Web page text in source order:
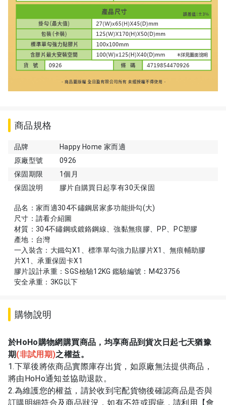
商品規格
品牌
Happy Home 家而適
原廠型號
0926
保固期限
1個月
保固說明
膠片自購買日起享有30天保固
品名：家而適304不鏽鋼居家多功能掛勾(大)
尺寸：請看介紹圖
材質：304不鏽鋼或鍍鉻鋼線、強黏無痕膠、PP、PC塑膠
產地：台灣
一入裝含：大鐵勾X1、標準單勾強力貼膠片X1、無痕輔助膠
片X1、承重保固卡X1
膠片設計承重：SGS檢驗12KG 鑑驗編號：M423756
安全承重：3KG以下
購物說明
於HoHo購物網購買商品，均享商品到貨次日起七天猶豫
期(非試用期)之權益。
1.下單後將依商品實際庫存出貨，如原廠無法提供商品，
將由HoHo通知並協助退款。
2.為維護您的權益，請於收到宅配貨物後確認商品是否與
訂購明細符合及商品狀況，如有不符或瑕疵，請利用【會